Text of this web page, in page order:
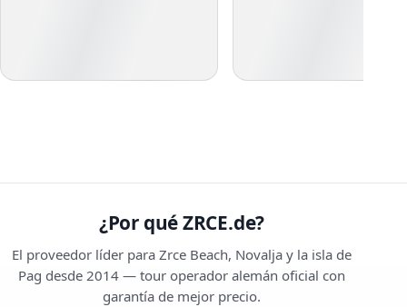
¿Por qué ZRCE.de?
El proveedor líder para Zrce Beach, Novalja y la isla de
Pag desde 2014 — tour operador alemán oficial con
garantía de mejor precio.